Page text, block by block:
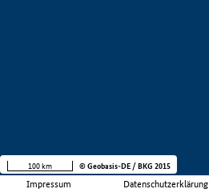
Impressum Datenschutzerklärung
100 km © Geobasis-DE / BKG 2015